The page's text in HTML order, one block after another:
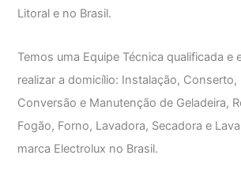
Litoral e no Brasil.
Temos uma Equipe Técnica qualificada e
realizar a domicílio: Instalação, Conserto,
Conversão e Manutenção de Geladeira,
Fogão, Forno, Lavadora, Secadora e
marca Electrolux no Brasil.